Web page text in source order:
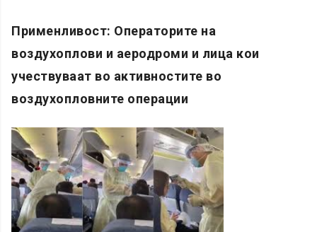
Применливост: Oператорите на
воздухоплови и аеродроми и лица кои
учествуваат во активностите во
воздухопловните операции